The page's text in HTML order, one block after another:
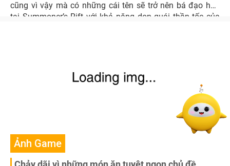
cũng vì vậy mà có những cái tên sẽ trở nên bá đạo hơn
tại Summoner’s Rift với khả năng dọn quái thần tốc của
Ảnh Game